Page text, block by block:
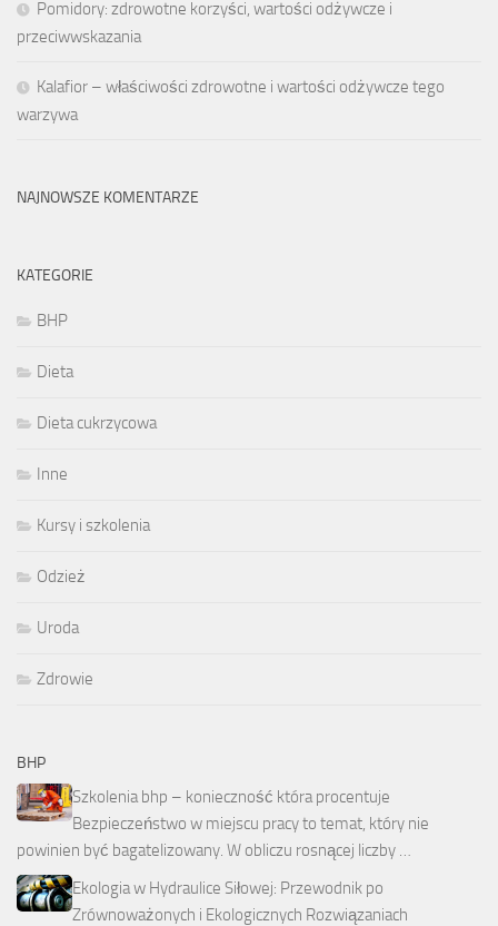
Pomidory: zdrowotne korzyści, wartości odżywcze i
przeciwwskazania
Kalafior – właściwości zdrowotne i wartości odżywcze tego
warzywa
NAJNOWSZE KOMENTARZE
KATEGORIE
BHP
Dieta
Dieta cukrzycowa
Inne
Kursy i szkolenia
Odzież
Uroda
Zdrowie
BHP
Szkolenia bhp – konieczność która procentuje
Bezpieczeństwo w miejscu pracy to temat, który nie
powinien być bagatelizowany. W obliczu rosnącej liczby …
Ekologia w Hydraulice Siłowej: Przewodnik po
Zrównoważonych i Ekologicznych Rozwiązaniach